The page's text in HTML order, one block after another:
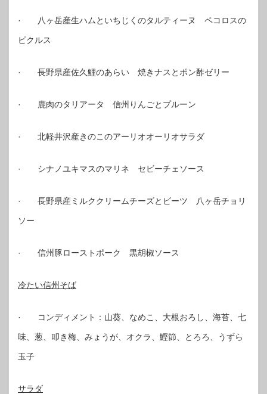
· 八ヶ岳産生ハムといちじくのタルティーヌ ペコロスの
ピクルス
· 長野県産佐久鯉のあらい 焼きナスとポン酢ゼリー
· 鹿肉のタリアータ 信州りんごとプルーン
· 北軽井沢産きのこのアーリオオーリオサラダ
· シナノユキマスのマリネ セビーチェソース
· 長野県産ミルククリームチーズとビーツ 八ヶ岳チョリ
ソー
· 信州豚ローストポーク 黒胡椒ソース
冷たい信州そば
· コンディメント：山葵、なめこ、大根おろし、海苔、七
味、葱、叩き梅、みょうが、オクラ、鰹節、とろろ、うずら
玉子
サラダ